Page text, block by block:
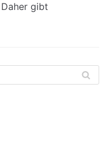
gibt